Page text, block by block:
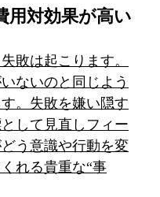
用対効果が高い
敗は起こります。
ないのと同じよう
。失敗を嫌い隠す
して見直しフィー
う意識や行動を変
れる貴重な“事